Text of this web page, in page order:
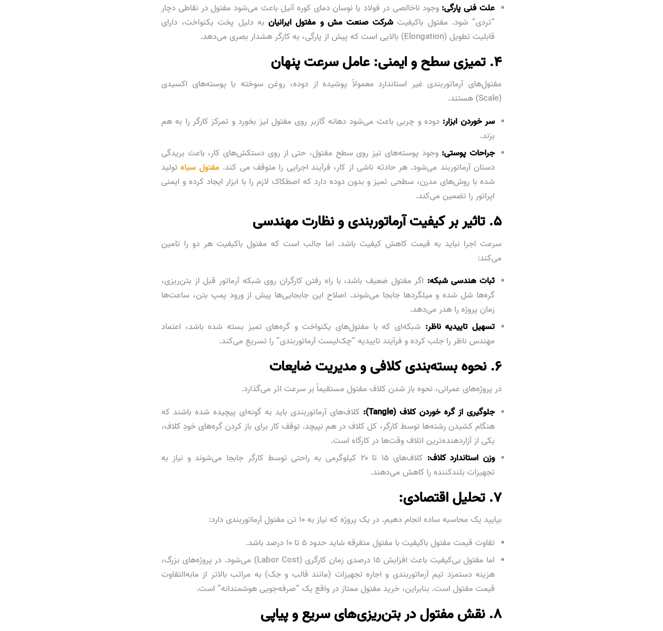
علت فنی پارگی: وجود ناخالصی در فولاد یا نوسان دمای کوره آنیل باعث می‌شود مفتول در نقاطی دچار
“تردی” شود. مفتول باکیفیت شرکت صنعت مش و مفتول ایرانیانبه دلیل پخت یکنواخت، دارای
قابلیت تطویل (Elongation) بالایی است که پیش از پارگی، به کارگر هشدار بصری می‌دهد.
۴. تمیزی سطح و ایمنی: عامل سرعت پنهان
مفتول‌های آرماتوربندی غیر استاندارد معمولاً پوشیده از دوده، روغن سوخته یا پوسته‌های اکسیدی
(Scale) هستند.
سر خوردن ابزار: دوده و چربی باعث می‌شود دهانه گازبر روی مفتول لیز بخورد و تمرکز کارگر را به هم
بزند.
جراحات پوستی: وجود پوسته‌های تیز روی سطح مفتول، حتی از روی دستکش‌های کار، باعث بریدگی
دستان آرماتوربند می‌شود. هر حادثه ناشی از کار، فرآیند اجرایی را متوقف می کند. مفتول سیاهتولید
شده با روش‌های مدرن، سطحی تمیز و بدون دوده دارد که اصطکاک لازم را با ابزار ایجاد کرده و ایمنی
اپراتور را تضمین می‌کند.
۵. تاثیر بر کیفیت آرماتوربندی و نظارت مهندسی
سرعت اجرا نباید به قیمت کاهش کیفیت باشد. اما جالب است که مفتول باکیفیت هر دو را تامین
می‌کند:
ثبات هندسی شبکه: اگر مفتول ضعیف باشد، با راه رفتن کارگران روی شبکه آرماتور قبل از بتن‌ریزی،
گره‌ها شل شده و میلگردها جابجا می‌شوند. اصلاح این جابجایی‌ها پیش از ورود پمپ بتن، ساعت‌ها
زمان پروژه را هدر می‌دهد.
تسهیل تاییدیه ناظر: شبکه‌ای که با مفتول‌های یکنواخت و گره‌های تمیز بسته شده باشد، اعتماد
مهندس ناظر را جلب کرده و فرآیند تاییدیه “چک‌لیست آرماتوربندی” را تسریع می‌کند.
۶. نحوه بسته‌بندی کلافی و مدیریت ضایعات
در پروژه‌های عمرانی، نحوه باز شدن کلاف مفتول مستقیماً بر سرعت اثر می‌گذارد.
جلوگیری از گره خوردن کلاف (Tangle):
کلاف‌های آرماتوربندی باید به گونه‌ای پیچیده شده باشند که
هنگام کشیدن رشته‌ها توسط کارگر، کل کلاف در هم نپیچد. توقف کار برای باز کردن گره‌های خودِ کلاف،
یکی از آزاردهنده‌ترین اتلاف وقت‌ها در کارگاه است.
وزن استاندارد کلاف:
کلاف‌های ۱۵ تا ۲۰ کیلوگرمی به راحتی توسط کارگر جابجا می‌شوند و نیاز به
تجهیزات بلندکننده را کاهش می‌دهند.
۷. تحلیل اقتصادی:
بیایید یک محاسبه ساده انجام دهیم. در یک پروژه که نیاز به ۱۰ تن مفتول آرماتوربندی دارد:
تفاوت قیمت مفتول باکیفیت با مفتول متفرقه شاید حدود ۵ تا ۱۰ درصد باشد.
اما مفتول بی‌کیفیت باعث افزایش ۱۵ درصدی زمان کارگری (Labor Cost) می‌شود. در پروژه‌های بزرگ،
هزینه دستمزد تیم آرماتوربندی و اجاره تجهیزات (مانند قالب و جک) به مراتب بالاتر از مابه‌التفاوت
قیمت مفتول است. بنابراین، خرید مفتول ممتاز در واقع یک “صرفه‌جویی هوشمندانه” است.
۸. نقش مفتول در بتن‌ریزی‌های سریع و پیاپی